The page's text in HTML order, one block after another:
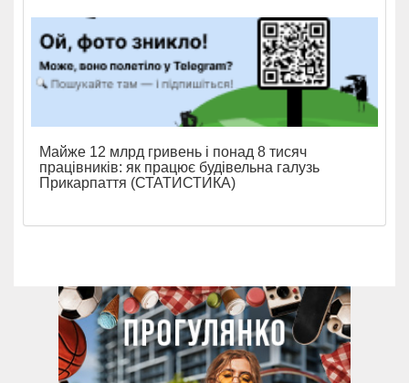
Майже 12 млрд гривень і понад 8 тисяч
працівників: як працює будівельна галузь
Прикарпаття (СТАТИСТИКА)